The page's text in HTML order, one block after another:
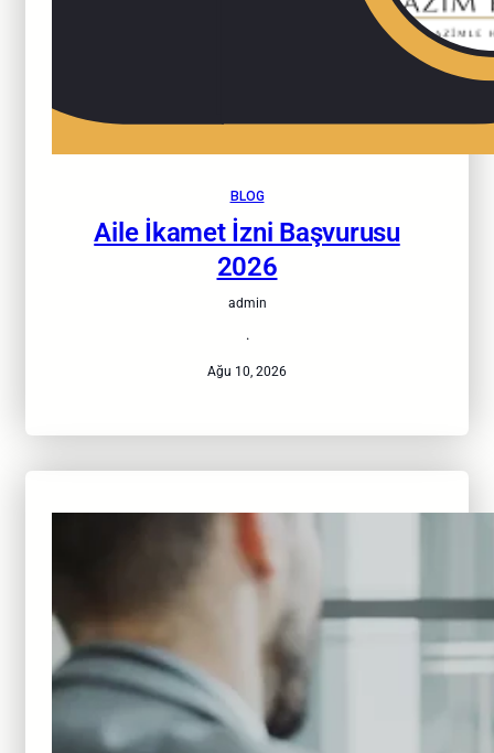
BLOG
Aile İkamet İzni Başvurusu
2026
admin
·
Ağu 10, 2026